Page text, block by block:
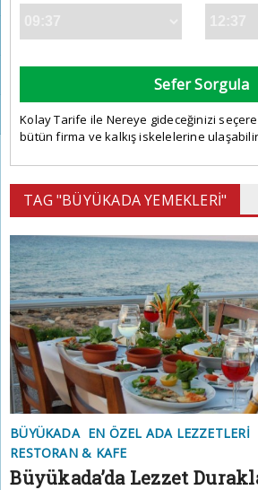
Sefer Sorgula
Kolay Tarife ile Nereye gideceğinizi
bütün firma ve kalkış iskelelerine
TAG "BÜYÜKADA YEMEKLERI"
BÜYÜKADA EN ÖZEL ADA LEZZETLERI
RESTORAN & KAFE
Büyükada’da Lezzet